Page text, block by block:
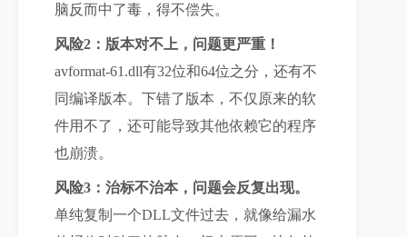
脑反而中了毒，得不偿失。
风险2：版本对不上，问题更严重！
avformat-61.dll有32位和64位之分，还有不
同编译版本。下错了版本，不仅原来的软
件用不了，还可能导致其他依赖它的程序
也崩溃。
风险3：治标不治本，问题会反复出现。
单纯复制一个DLL文件过去，就像给漏水